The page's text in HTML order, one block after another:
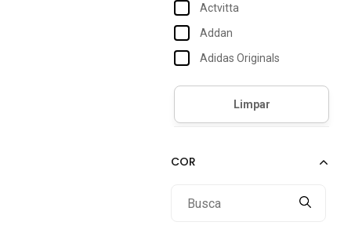
Actvitta
Addan
Adidas Originals
Adidas Performance
Adidas Sportswear
Aliarthe